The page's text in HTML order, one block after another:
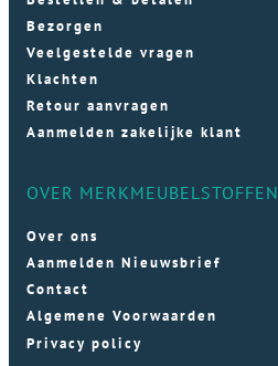
Bezorgen
Veelgestelde vragen
Klachten
Retour aanvragen
Aanmelden zakelijke klant
OVER MERKMEUBELSTOFFEN
Over ons
Aanmelden Nieuwsbrief
Contact
Algemene Voorwaarden
Privacy policy